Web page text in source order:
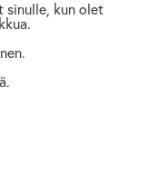
sinulle, kun olet